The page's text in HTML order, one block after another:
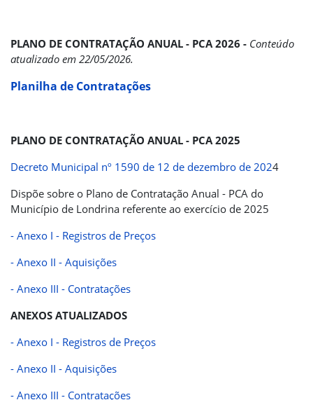
PLANO DE CONTRATAÇÃO ANUAL - PCA 2026 - Conteúdo
atualizado em 22/05/2026.
Planilha de Contratações
PLANO DE CONTRATAÇÃO ANUAL - PCA 2025
Decreto Municipal nº 1590 de 12 de dezembro de 2024
Dispõe sobre o Plano de Contratação Anual - PCA do
Município de Londrina referente ao exercício de 2025
- Anexo I - Registros de Preços
- Anexo II - Aquisições
- Anexo III - Contratações
ANEXOS ATUALIZADOS
- Anexo I - Registros de Preços
- Anexo II - Aquisições
- Anexo III - Contratações